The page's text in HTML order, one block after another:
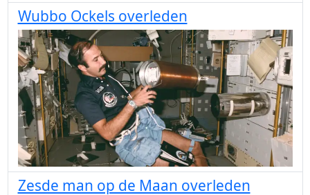
Wubbo Ockels overleden
Zesde man op de Maan overleden